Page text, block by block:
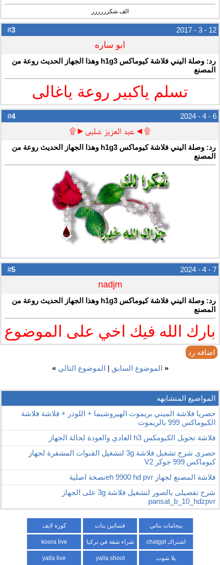
الف شكرررررر
3 12 - 3 - 2017
ابو ساره
رد: وصلة اليني فلاشة كيوماكس h1g3 وهذا الجهاز الحديث روعة من
المصنع
تسلم ياكبير روعة ياغالى
#
4 6 - 4 - 2024
۩◄عبد العزيز شلبى►۩
رد: وصلة اليني فلاشة كيوماكس h1g3 وهذا الجهاز الحديث روعة من
المصنع
5 7 - 4 - 2024
nadjm
رد: وصلة اليني فلاشة كيوماكس h1g3 وهذا الجهاز الحديث روعة من
المصنع
بارك الله فيك اخي على الموضوع
اضافه رد
« الموضوع السابق | الموضوع التالي »
المواضيع المتشابهه
حصريا فلاشة الميني بريموت الهيروشيما + اللودر + فلاشة فلاشة
الكيوماكس 999 بالريموت
فلاشة تحويل الكيومكس h3 العادي والعودة لحالة الجهاز
حصرى شرح تشغيل فلاشة 3g لتشغيل القنوات المشفرة لجهاز
كيوماكس 999 جوكر V2
فلاشة المصنع لجهاز eh 9900 hd pvrنصخة اصلية
شرح تفصيلى بالصور لتشغيل فلاشة 3g على الجهاز
pansat_b_10_hdzpvr
بيجامات بناتي فساتين بنات كورة لايف
اشتراك chatgpt شراء شقة في تركيا koora live
يلا شوت yalla shoot
yalla live